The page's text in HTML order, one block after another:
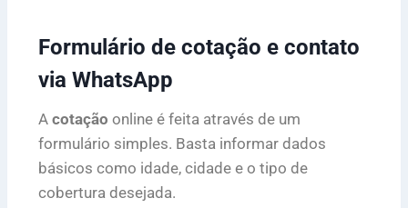
Formulário de cotação e contato
via WhatsApp
A cotação online é feita através de um
formulário simples. Basta informar dados
básicos como idade, cidade e o tipo de
cobertura desejada.